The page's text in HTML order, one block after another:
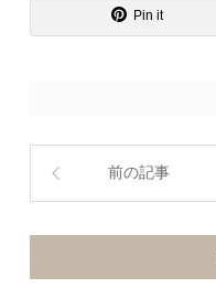
Pin it
前の記事